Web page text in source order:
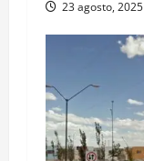
23 agosto, 2025